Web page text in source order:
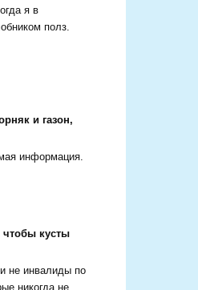
я в
полз.
и газон,
информация.
кусты
не инвалиды по
никогда не